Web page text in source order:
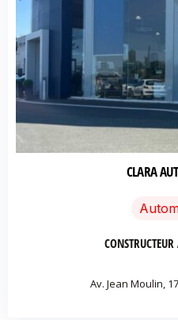
CLARA
Av. Jean Moulin,